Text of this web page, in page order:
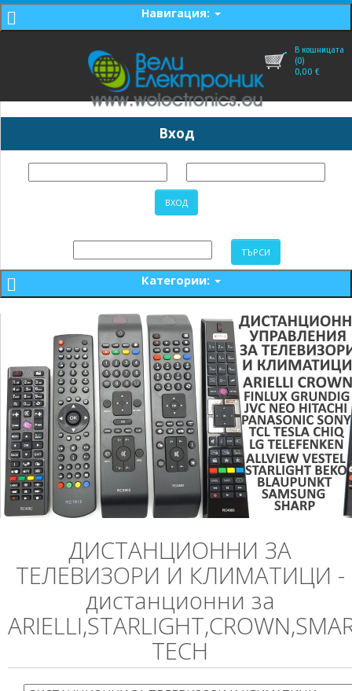
Навигация:
В кошницата
(0)
0,00 €
Вход
Категории:
ДИСТАНЦИОННИ ЗА
ТЕЛЕВИЗОРИ И КЛИМАТИЦИ -
дистанционни за
TECH